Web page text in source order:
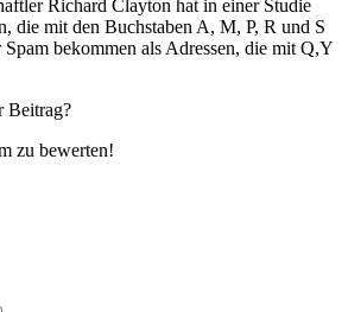
Richard Clayton hat in einer Studie
die mit den Buchstaben A, M, P, R und S
bekommen als Adressen, die mit Q,Y
Beitrag?
zu bewerten!